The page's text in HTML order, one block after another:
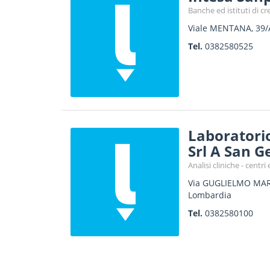
Banche ed istituti di
Viale MENTANA, 39/
Tel. 0382580525
Srl A San
Analisi cliniche - centri
Via GUGLIELMO
Lombardia
Tel. 0382580100